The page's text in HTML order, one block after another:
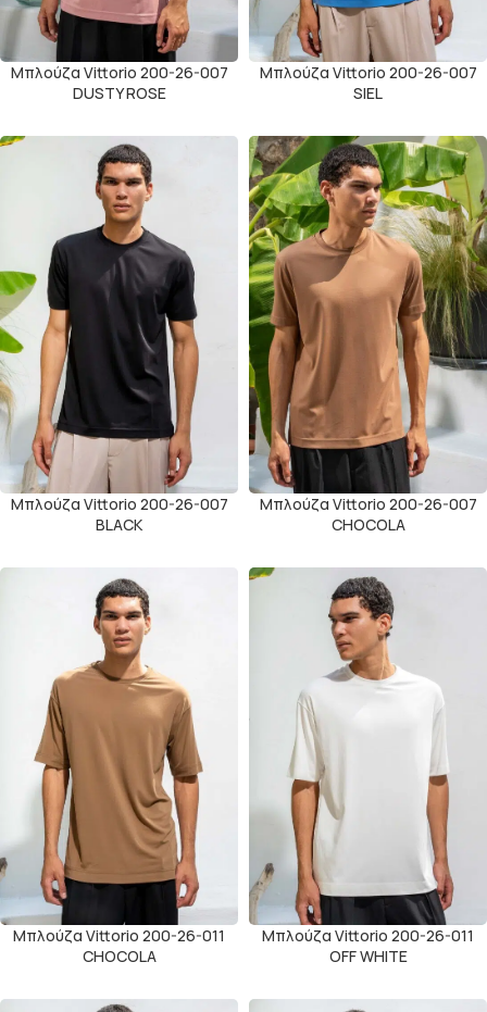
Μπλούζα Vittorio 200-26-007
DUSTY ROSE
Μπλούζα Vittorio 200-26-007
SIEL
Μπλούζα Vittorio 200-26-007
BLACK
Μπλούζα Vittorio 200-26-007
CHOCOLA
Μπλούζα Vittorio 200-26-011
CHOCOLA
Μπλούζα Vittorio 200-26-011
OFF WHITE